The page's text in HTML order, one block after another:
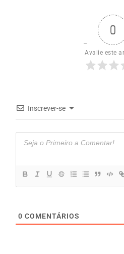
0
Avalie este
Inscrever-se
0 COMENTÁRIOS